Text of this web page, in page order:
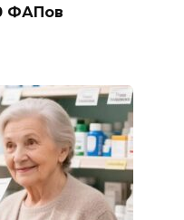
ФАПов